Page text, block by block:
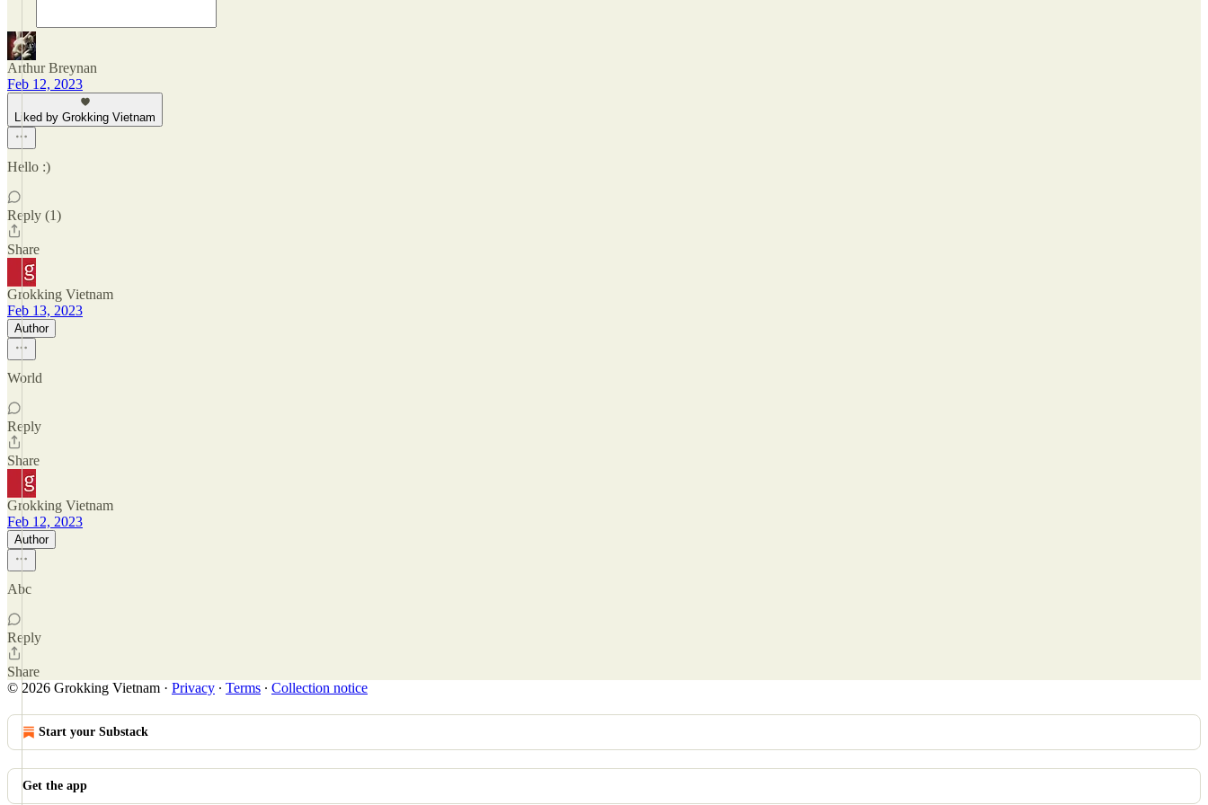
Arthur Breynan
Feb 12, 2023
Liked by Grokking Vietnam
Hello :)
Reply (1)
Share
Grokking Vietnam
Feb 13, 2023
Author
World
Reply
Share
Grokking Vietnam
Feb 12, 2023
Author
Abc
Reply
Share
© 2026 Grokking Vietnam · Privacy ∙ Terms ∙ Collection notice
Start your Substack
Get the app